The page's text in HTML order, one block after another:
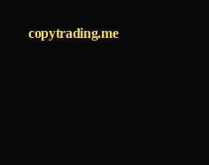
copytrading.me